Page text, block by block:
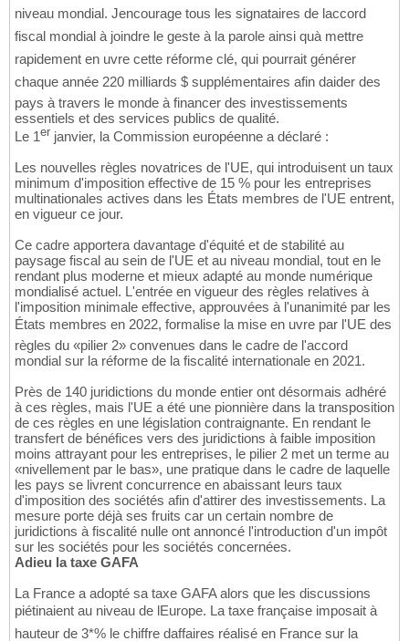
niveau mondial. Jencourage tous les signataires de laccord
fiscal mondial à joindre le geste à la parole ainsi quà mettre
rapidement en uvre cette réforme clé, qui pourrait générer
chaque année 220 milliards $ supplémentaires afin daider des
pays à travers le monde à financer des investissements
essentiels et des services publics de qualité.
Le 1er janvier, la Commission européenne a déclaré :
Les nouvelles règles novatrices de l'UE, qui introduisent un taux
minimum d'imposition effective de 15 % pour les entreprises
multinationales actives dans les États membres de l'UE entrent,
en vigueur ce jour.
Ce cadre apportera davantage d'équité et de stabilité au
paysage fiscal au sein de l'UE et au niveau mondial, tout en le
rendant plus moderne et mieux adapté au monde numérique
mondialisé actuel. L'entrée en vigueur des règles relatives à
l'imposition minimale effective, approuvées à l'unanimité par les
États membres en 2022, formalise la mise en uvre par l'UE des
règles du «pilier 2» convenues dans le cadre de l'accord
mondial sur la réforme de la fiscalité internationale en 2021.
Près de 140 juridictions du monde entier ont désormais adhéré
à ces règles, mais l'UE a été une pionnière dans la transposition
de ces règles en une législation contraignante. En rendant le
transfert de bénéfices vers des juridictions à faible imposition
moins attrayant pour les entreprises, le pilier 2 met un terme au
«nivellement par le bas», une pratique dans le cadre de laquelle
les pays se livrent concurrence en abaissant leurs taux
d'imposition des sociétés afin d'attirer des investissements. La
mesure porte déjà ses fruits car un certain nombre de
juridictions à fiscalité nulle ont annoncé l'introduction d'un impôt
sur les sociétés pour les sociétés concernées.
Adieu la taxe GAFA
La France a adopté sa taxe GAFA alors que les discussions
piétinaient au niveau de lEurope. La taxe française imposait à
hauteur de 3*% le chiffre daffaires réalisé en France sur la